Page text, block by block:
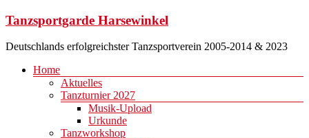
Zum
springen
Tanzsportgarde Harsewinkel
Deutschlands erfolgreichster Tanzsportverein 2005-2014 & 2023
Menü
Home
Aktuelles
Tanzturnier 2027
Musik-Upload
Urkunde
Tanzworkshop